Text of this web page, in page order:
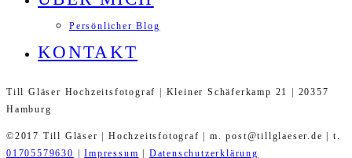
Persönlicher Blog
KONTAKT
Till Gläser Hochzeitsfotograf | Kleiner Schäferkamp 21 | 20357
Hamburg
©2017 Till Gläser | Hochzeitsfotograf | m. post@tillglaeser.de | t.
01705579630
|Impressum Datenschutzerklärung